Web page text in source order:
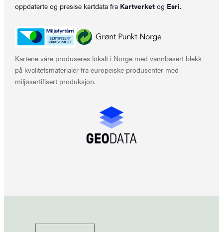
oppdaterte og presise kartdata fra Kartverket og Esri.
Kartene våre produseres lokalt i Norge med vannbasert blekk
på kvalitetsmaterialer fra europeiske produsenter med
miljøsertifisert produksjon.